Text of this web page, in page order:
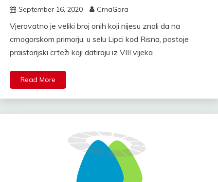
September 16, 2020 CrnaGora
Vjerovatno je veliki broj onih koji nijesu znali da na
crnogorskom primorju, u selu Lipci kod Risna, postoje
praistorijski crteži koji datiraju iz VIII vijeka
Read More